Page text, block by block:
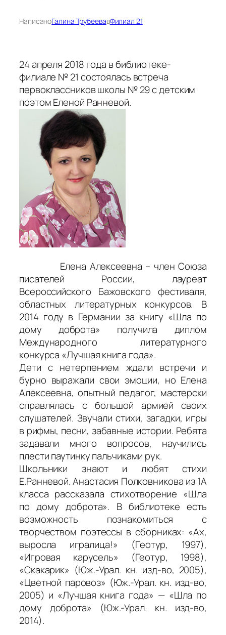
НаписаноГалина ТрубеевавФилиал 21
24 апреля 2018 года в библиотеке-
филиале № 21 состоялась встреча
первоклассников школы № 29 с детским
поэтом Еленой Ранневой.
Елена Алексеевна – член Союза
писателей России, лауреат
Всероссийского Бажовского фестиваля,
областных литературных конкурсов. В
2014 году в Германии за книгу «Шла по
дому доброта» получила диплом
Международного литературного
конкурса «Лучшая книга года».
Дети с нетерпением ждали встречи и
бурно выражали свои эмоции, но Елена
Алексеевна, опытный педагог, мастерски
справлялась с большой армией своих
слушателей. Звучали стихи, загадки, игры
в рифмы, песни, забавные истории. Ребята
задавали много вопросов, научились
плести паутинку пальчиками рук.
Школьники знают и любят стихи
Е.Ранневой. Анастасия Полковникова из 1А
класса рассказала стихотворение «Шла
по дому доброта». В библиотеке есть
возможность познакомиться с
творчеством поэтессы в сборниках: «Ах,
выросла игралица!» (Геотур, 1997),
«Игровая карусель» (Геотур, 1998),
«Скакарик» (Юж.-Урал. кн. изд-во, 2005),
«Цветной паровоз» (Юж.-Урал. кн. изд-во,
2005) и «Лучшая книга года» — «Шла по
дому доброта» (Юж.-Урал. кн. изд-во,
2014).